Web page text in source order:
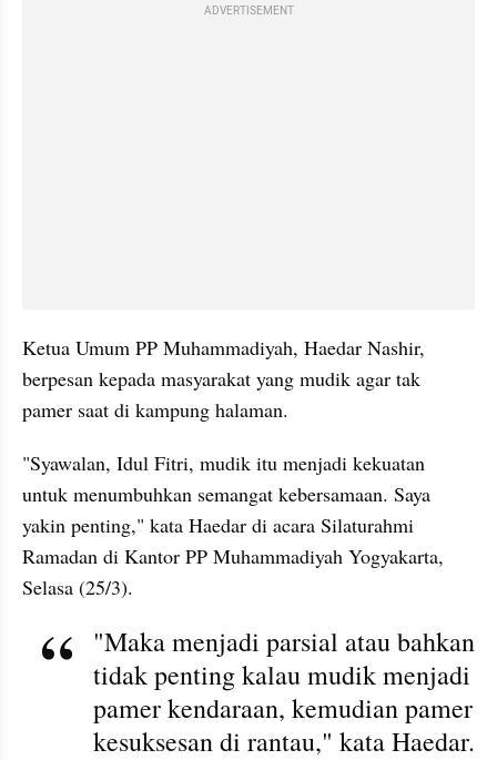
ADVERTISEMENT
Ketua Umum PP Muhammadiyah, Haedar Nashir,
berpesan kepada masyarakat yang mudik agar tak
pamer saat di kampung halaman.
"Syawalan, Idul Fitri, mudik itu menjadi kekuatan
untuk menumbuhkan semangat kebersamaan. Saya
yakin penting," kata Haedar di acara Silaturahmi
Ramadan di Kantor PP Muhammadiyah Yogyakarta,
Selasa (25/3).
"Maka menjadi parsial atau bahkan
tidak penting kalau mudik menjadi
pamer kendaraan, kemudian pamer
kesuksesan di rantau," kata Haedar.